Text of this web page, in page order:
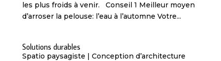
les plus froids à venir. Conseil 1 Meilleur moyen
d’arroser la pelouse: l’eau à l’automne Votre...
Solutions durables
Spatio paysagiste | Conception d’architecture